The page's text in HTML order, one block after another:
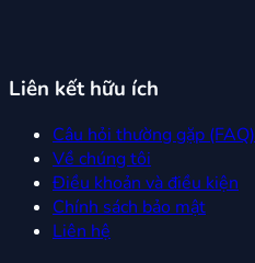
Liên kết hữu ích
Câu hỏi thường gặp (FAQ)
Về chúng tôi
Điều khoản và điều kiện
Chính sách bảo mật
Liên hệ